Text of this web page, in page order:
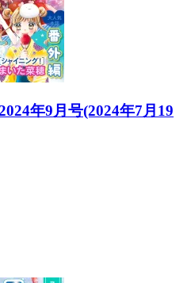
年9月号(2024年7月19